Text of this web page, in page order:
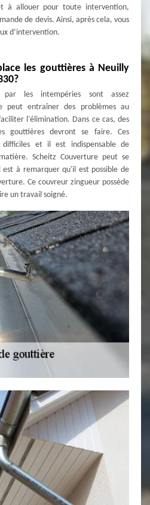
à allouer pour toute intervention,
de devis. Ainsi, après cela, vous
d’intervention.
les gouttières à Neuilly
par les intempéries sont assez
peut entraîner des problèmes au
l'élimination. Dans ce cas, des
gouttières devront se faire. Ces
difficiles et il est indispensable de
Scheitz Couverture peut se
est à remarquer qu'il est possible de
Ce couvreur zingueur possède
un travail soigné.